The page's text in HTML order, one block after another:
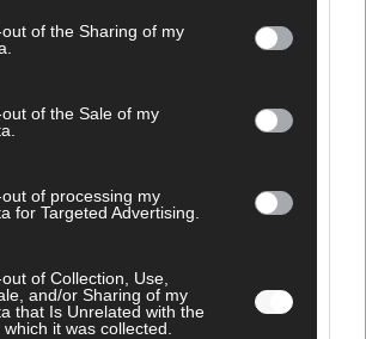
of the Sharing of my
of the Sale of my
of processing my
for Targeted Advertising.
of Collection, Use,
and/or Sharing of my
that Is Unrelated with the
it was collected.